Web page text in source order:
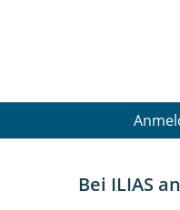
Bei ILIAS